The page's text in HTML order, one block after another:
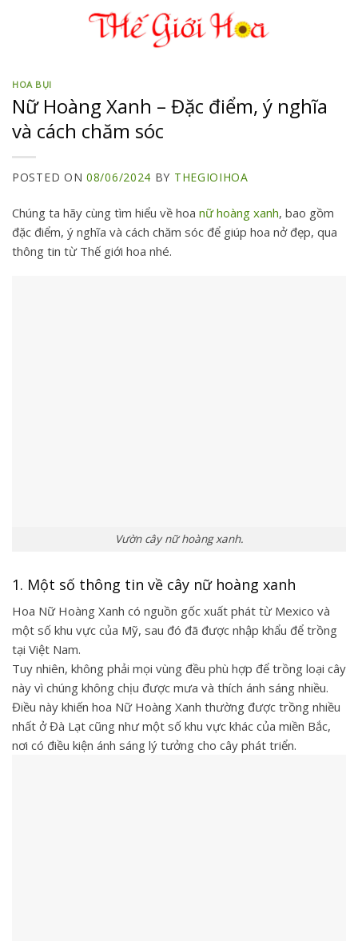
HOA BỤI
Nữ Hoàng Xanh – Đặc điểm, ý nghĩa
và cách chăm sóc
POSTED ON 08/06/2024 BY THEGIOIHOA
Chúng ta hãy cùng tìm hiểu về hoa nữ hoàng xanh, bao gồm
đặc điểm, ý nghĩa và cách chăm sóc để giúp hoa nở đẹp, qua
thông tin từThế giới hoa nhé.
Vườn cây nữ hoàng xanh.
1. Một số thông tin về cây nữ hoàng xanh
Hoa Nữ Hoàng Xanh có nguồn gốc xuất phát từ Mexico và
một số khu vực của Mỹ, sau đó đã được nhập khẩu để trồng
tại Việt Nam.
Tuy nhiên, không phải mọi vùng đều phù hợp để trồng loại cây
này vì chúng không chịu được mưa và thích ánh sáng nhiều.
Điều này khiến hoa Nữ Hoàng Xanh thường được trồng nhiều
nhất ở Đà Lạt cũng như một số khu vực khác của miền Bắc,
nơi có điều kiện ánh sáng lý tưởng cho cây phát triển.